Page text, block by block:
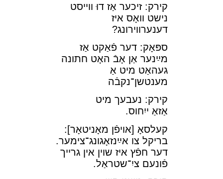
קירק: זיכער אַז דוּ װײסט
נישט װאָס איז
דענערװירונג?
ספּאָק: דער פֿאַקט אַז
מײַנער אַן אָבֿ האָט חתונה
געהאַט מיט אַ
מענטשן־נקבֿה
קירק: נעבעך מיט
אַזאַ ייִחוס.
קעלסאָ [אױפֿן מאָניטאָר]:
בריקל צו אײַנזאָגונג־צימער.
דער חפֿץ איז שױן אין גרײך
פֿונעם ציִ־שטראַל.